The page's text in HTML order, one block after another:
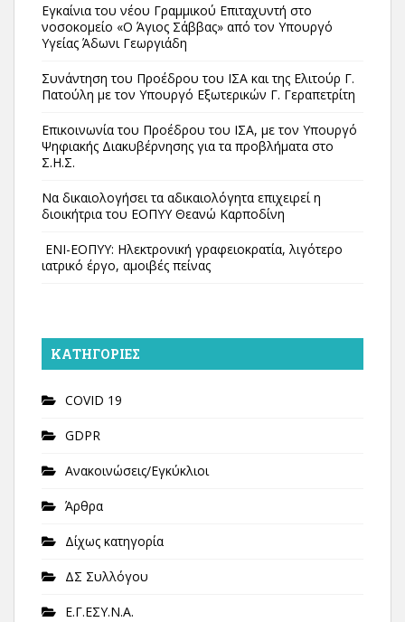
Εγκαίνια του νέου Γραμμικού Επιταχυντή στο
νοσοκομείο «Ο Άγιος Σάββας» από τον Υπουργό
Υγείας Άδωνι Γεωργιάδη
Συνάντηση του Προέδρου του ΙΣΑ και της Ελιτούρ Γ.
Πατούλη με τον Υπουργό Εξωτερικών Γ. Γεραπετρίτη
Επικοινωνία του Προέδρου του ΙΣΑ, με τον Υπουργό
Ψηφιακής Διακυβέρνησης για τα προβλήματα στο
Σ.Η.Σ.
Να δικαιολογήσει τα αδικαιολόγητα επιχειρεί η
διοικήτρια του ΕΟΠΥΥ Θεανώ Καρποδίνη
ΕΝΙ-ΕΟΠΥΥ: Ηλεκτρονική γραφειοκρατία, λιγότερο
ιατρικό έργο, αμοιβές πείνας
KΑΤΗΓΟΡΊΕΣ
COVID 19
GDPR
Ανακοινώσεις/Εγκύκλιοι
Άρθρα
Δίχως κατηγορία
ΔΣ Συλλόγου
Ε.Γ.ΕΣΥ.Ν.Α.